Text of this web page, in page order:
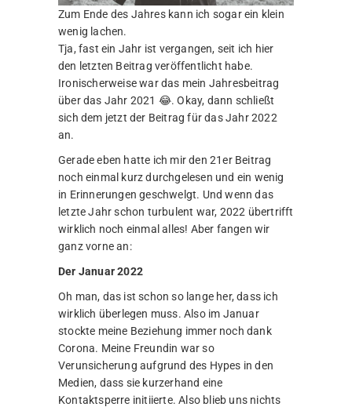
Zum Ende des Jahres kann ich sogar ein klein
wenig lachen.
Tja, fast ein Jahr ist vergangen, seit ich hier
den letzten Beitrag veröffentlicht habe.
Ironischerweise war das mein Jahresbeitrag
über das Jahr 2021 😂. Okay, dann schließt
sich dem jetzt der Beitrag für das Jahr 2022
an.
Gerade eben hatte ich mir den 21er Beitrag
noch einmal kurz durchgelesen und ein wenig
in Erinnerungen geschwelgt. Und wenn das
letzte Jahr schon turbulent war, 2022 übertrifft
wirklich noch einmal alles! Aber fangen wir
ganz vorne an:
Der Januar 2022
Oh man, das ist schon so lange her, dass ich
wirklich überlegen muss. Also im Januar
stockte meine Beziehung immer noch dank
Corona. Meine Freundin war so
Verunsicherung aufgrund des Hypes in den
Medien, dass sie kurzerhand eine
Kontaktsperre initiierte. Also blieb uns nichts